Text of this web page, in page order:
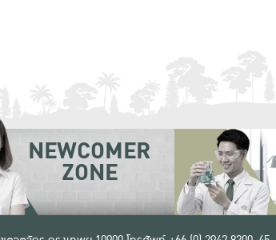
NEWCOMER
ZONE